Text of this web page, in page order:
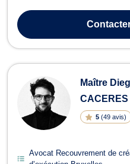
problématiques juridiques liées
et aux questions immobilières,...
Maître
CACERES
5 (49 avis)
Avocat Recouvrement de